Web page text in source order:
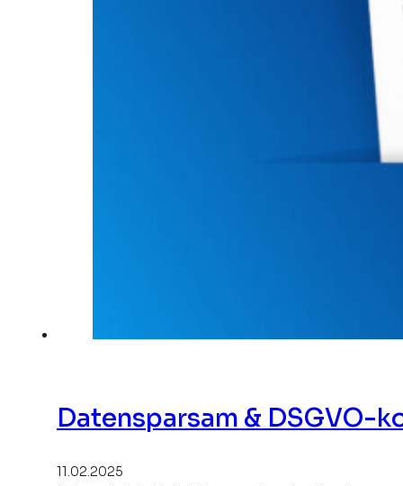
Datensparsam & DSGVO-
11.02.2025